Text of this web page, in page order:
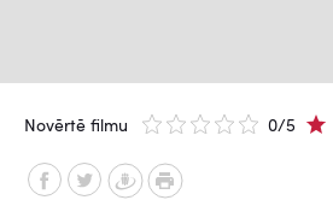
Novērtē filmu 0/5